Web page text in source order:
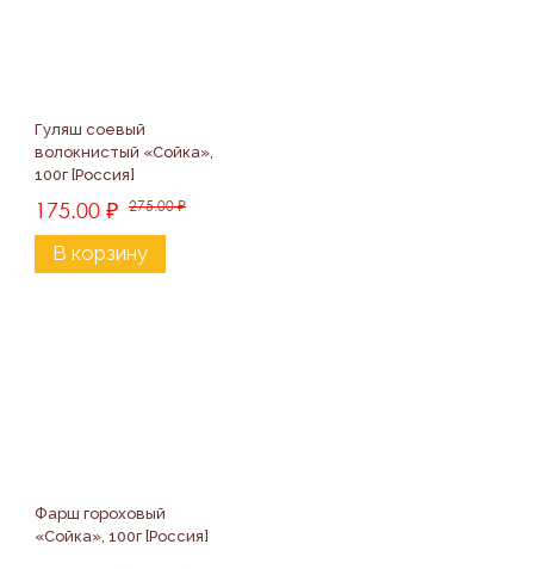
Гуляш соевый
волокнистый «Сойка»,
100г [Россия]
175.00 ₽ 275.00₽
В корзину
Фарш гороховый
«Сойка», 100г [Россия]